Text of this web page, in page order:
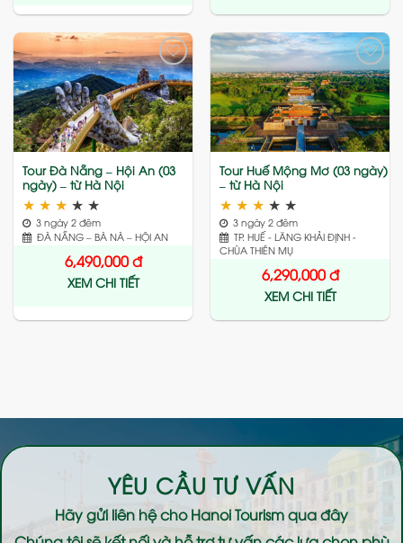
Add
to
wishlist
Tour Đà Nẵng – Hội An (03
ngày) – từ Hà Nội
★ ★ ★ ★ ★
3 ngày 2 đêm
ĐÀ NẴNG – BÀ NÀ – HỘI AN
6,490,000đ
XEM CHI TIẾT
Add
to
wishlist
Tour Huế Mộng Mơ (03 ngày)
– từ Hà Nội
★ ★ ★ ★ ★
3 ngày 2 đêm
TP. HUẾ - LĂNG KHẢI ĐỊNH -
CHÙA THIÊN MỤ
6,290,000đ
XEM CHI TIẾT
YÊU CẦU TƯ VẤN
Hãy gửi liên hệ choHanoi Tourismqua đây